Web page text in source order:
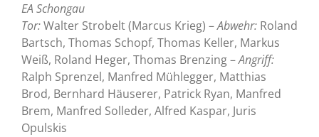
EA Schongau
Tor:Walter Strobelt (Marcus Krieg) –Abwehr: Roland
Bartsch, Thomas Schopf, Thomas Keller, Markus
Weiß, Roland Heger, Thomas Brenzing –Angriff:
Ralph Sprenzel, Manfred Mühlegger, Matthias
Brod, Bernhard Häuserer, Patrick Ryan, Manfred
Brem, Manfred Solleder, Alfred Kaspar, Juris
Opulskis